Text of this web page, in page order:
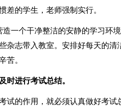
差的学生，老师强制实行。
造一个干净整洁的安静的学习环
杂志带入教室。安排好每天的
苦。
时进行考试总结。
试的作用，就必须认真做好考